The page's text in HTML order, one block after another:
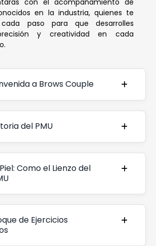
con el acompañamiento de
en la industria, quienes te
paso para que desarrolles
y creatividad en cada
a Brows Couple
del PMU
Como el Lienzo del
de Ejercicios